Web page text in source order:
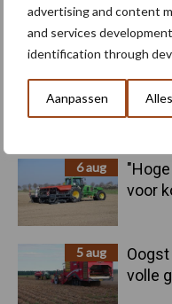
advertising and content
and services
identification through
Aanpassen
Primaire
Recent nieuws
6 aug
voor
5 aug
volle